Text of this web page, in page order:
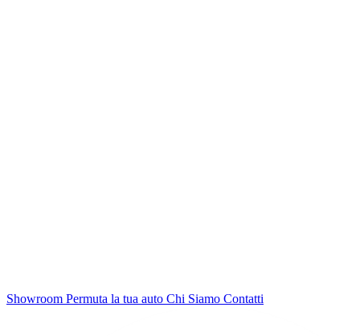
Showroom Permuta la tua auto Chi Siamo Contatti